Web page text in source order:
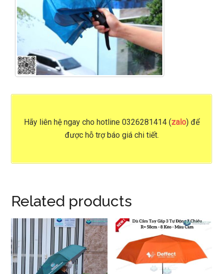
Hãy liên hệ ngay cho hotline 0326281414 (zalo)để
được hỗ trợ báo giá chi tiết.
Related products